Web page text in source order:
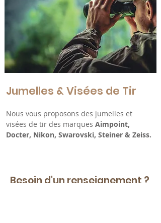
Jumelles & Visées de Tir
Nous vous proposons des jumelles et
visées de tir des marques Aimpoint,
Docter, Nikon, Swarovski, Steiner & Zeiss.
Besoin d'un renseignement ?